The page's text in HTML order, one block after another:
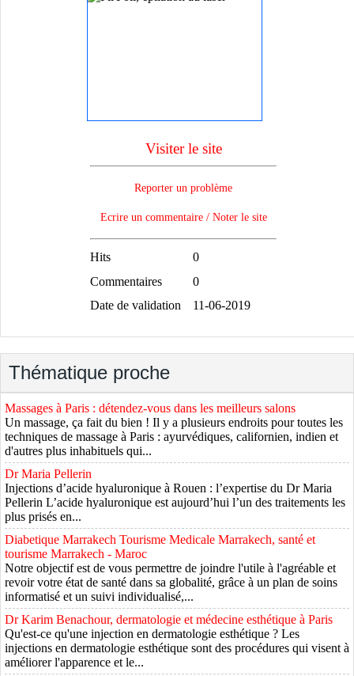
Visiter le site
Reporter un problème
Ecrire un commentaire / Noter le site
Hits
0
Commentaires
0
Date de validation
11-06-2019
Thématique proche
Massages à Paris : détendez-vous dans les meilleurs salons
Un massage, ça fait du bien ! Il y a plusieurs endroits pour toutes les
techniques de massage à Paris : ayurvédiques, californien, indien et
d'autres plus inhabituels qui...
Dr Maria Pellerin
Injections d’acide hyaluronique à Rouen : l’expertise du Dr Maria
Pellerin L’acide hyaluronique est aujourd’hui l’un des traitements les
plus prisés en...
Diabetique Marrakech Tourisme Medicale Marrakech, santé et
tourisme Marrakech - Maroc
Notre objectif est de vous permettre de joindre l'utile à l'agréable et
revoir votre état de santé dans sa globalité, grâce à un plan de soins
informatisé et un suivi individualisé,...
Dr Karim Benachour, dermatologie et médecine esthétique à Paris
Qu'est-ce qu'une injection en dermatologie esthétique ? Les
injections en dermatologie esthétique sont des procédures qui visent à
améliorer l'apparence et le...